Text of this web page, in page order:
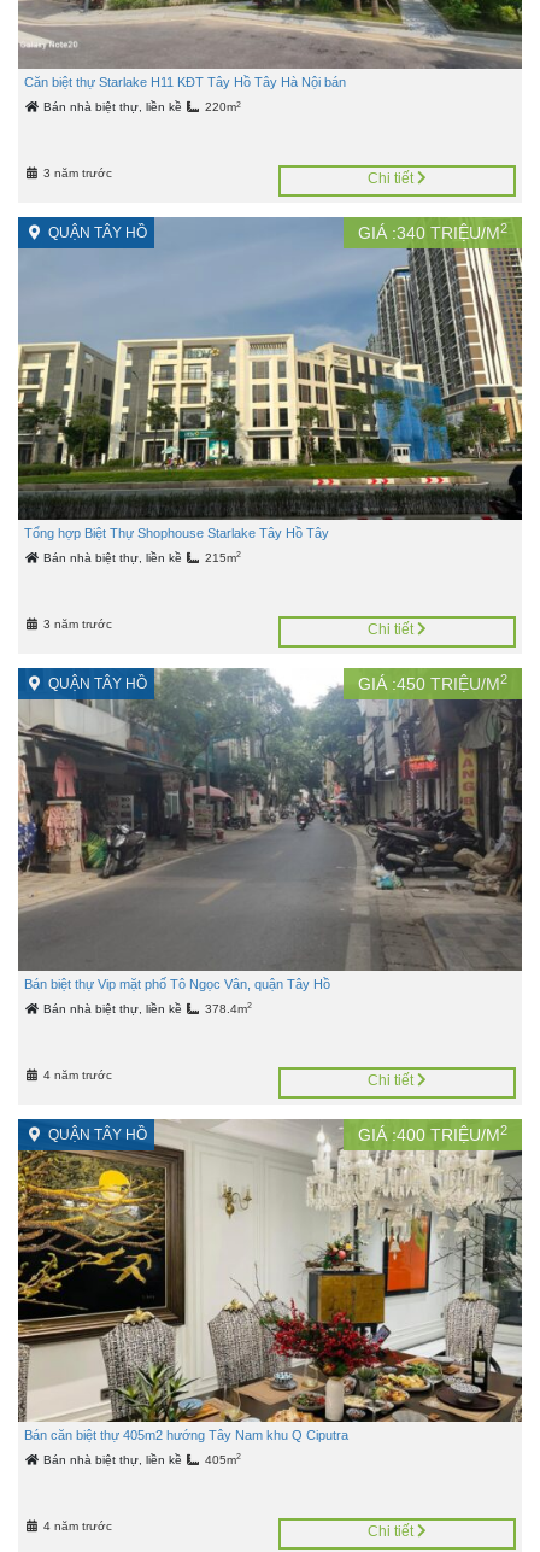
Căn biệt thự Starlake H11 KĐT Tây Hồ Tây Hà Nội bán
Bán nhà biệt thự, liền kề 220m2
3 năm trước Chi tiết
QUẬN TÂY HỒ GIÁ :340 TRIỆU/M2
Tổng hợp Biệt Thự Shophouse Starlake Tây Hồ Tây
Bán nhà biệt thự, liền kề 215m2
3 năm trước Chi tiết
QUẬN TÂY HỒ GIÁ :450 TRIỆU/M2
Bán biệt thự Vip mặt phố Tô Ngọc Vân, quận Tây Hồ
Bán nhà biệt thự, liền kề 378.4m2
4 năm trước Chi tiết
QUẬN TÂY HỒ GIÁ :400 TRIỆU/M2
Bán căn biệt thự 405m2 hướng Tây Nam khu Q Ciputra
Bán nhà biệt thự, liền kề 405m2
4 năm trước Chi tiết